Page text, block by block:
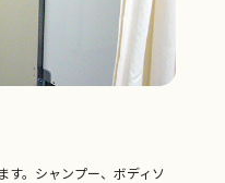
す。シャンプー、ボディソ